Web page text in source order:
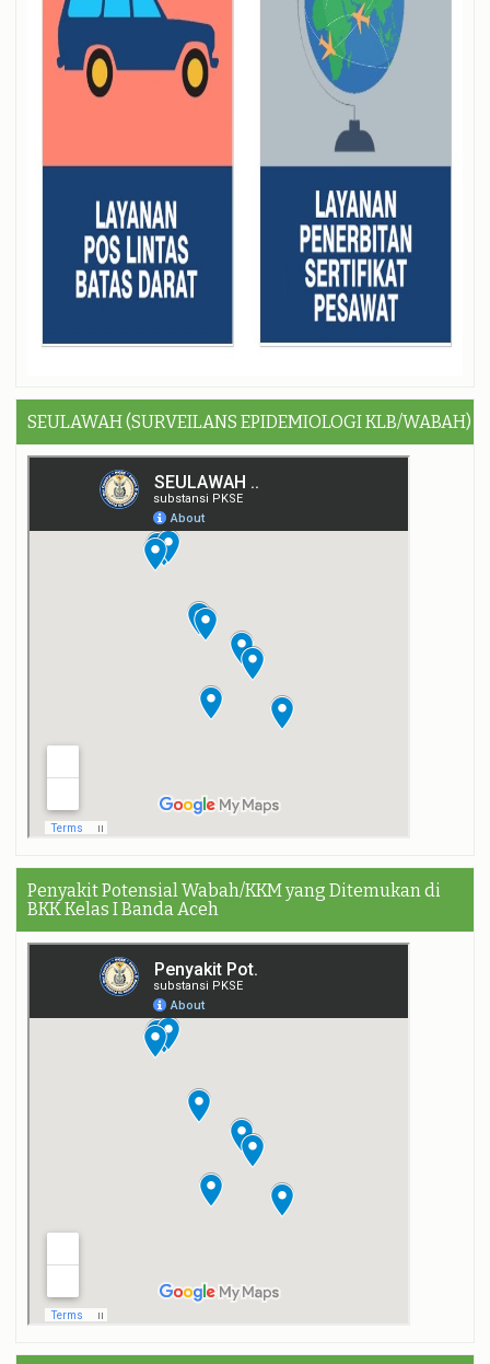
SEULAWAH (SURVEILANS EPIDEMIOLOGI KLB/WABAH)
Penyakit Potensial Wabah/KKM yang Ditemukan di
BKK Kelas I Banda Aceh